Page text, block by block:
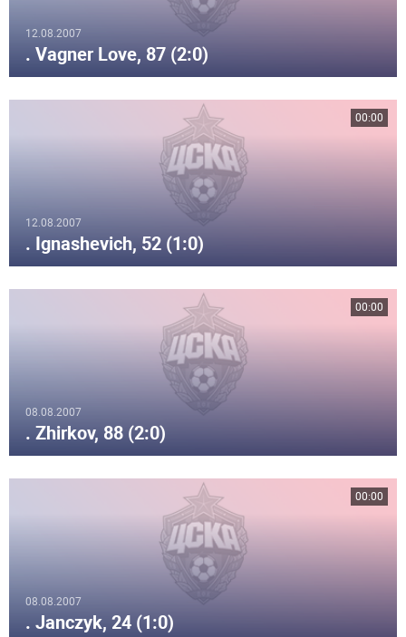
12.08.2007
. Vagner Love, 87 (2:0)
12.08.2007
. Ignashevich, 52 (1:0)
00:00
08.08.2007
. Zhirkov, 88 (2:0)
00:00
08.08.2007
. Janczyk, 24 (1:0)
00:00